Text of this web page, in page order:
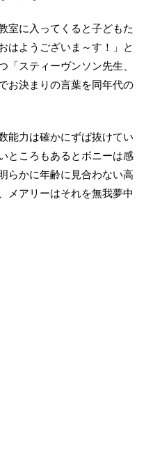
室に入ってくると子どもた
はようございま～す！」と
「スティーヴンソン先生、
お決まりの言葉を同年代の
能力は確かにずば抜けてい
ところもあるとボニーは感
らかに年齢に見合わない高
メアリーはそれを無我夢中